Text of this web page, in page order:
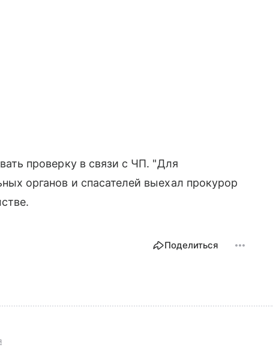
проверку в связи с ЧП. "Для
органов и спасателей выехал прокурор
Поделиться